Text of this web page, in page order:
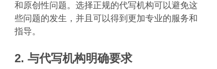
和原创性问题。选择正规的代写机构可以避免这
些问题的发生，并且可以得到更加专业的服务和
指导。
2. 与代写机构明确要求